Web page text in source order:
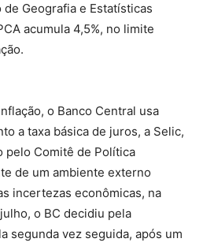
Geografia e Estatísticas
acumula 4,5%, no limite
o Banco Central usa
a taxa básica de juros, a Selic,
pelo Comitê de Política
de um ambiente externo
incertezas econômicas, na
o BC decidiu pela
segunda vez seguida, após um